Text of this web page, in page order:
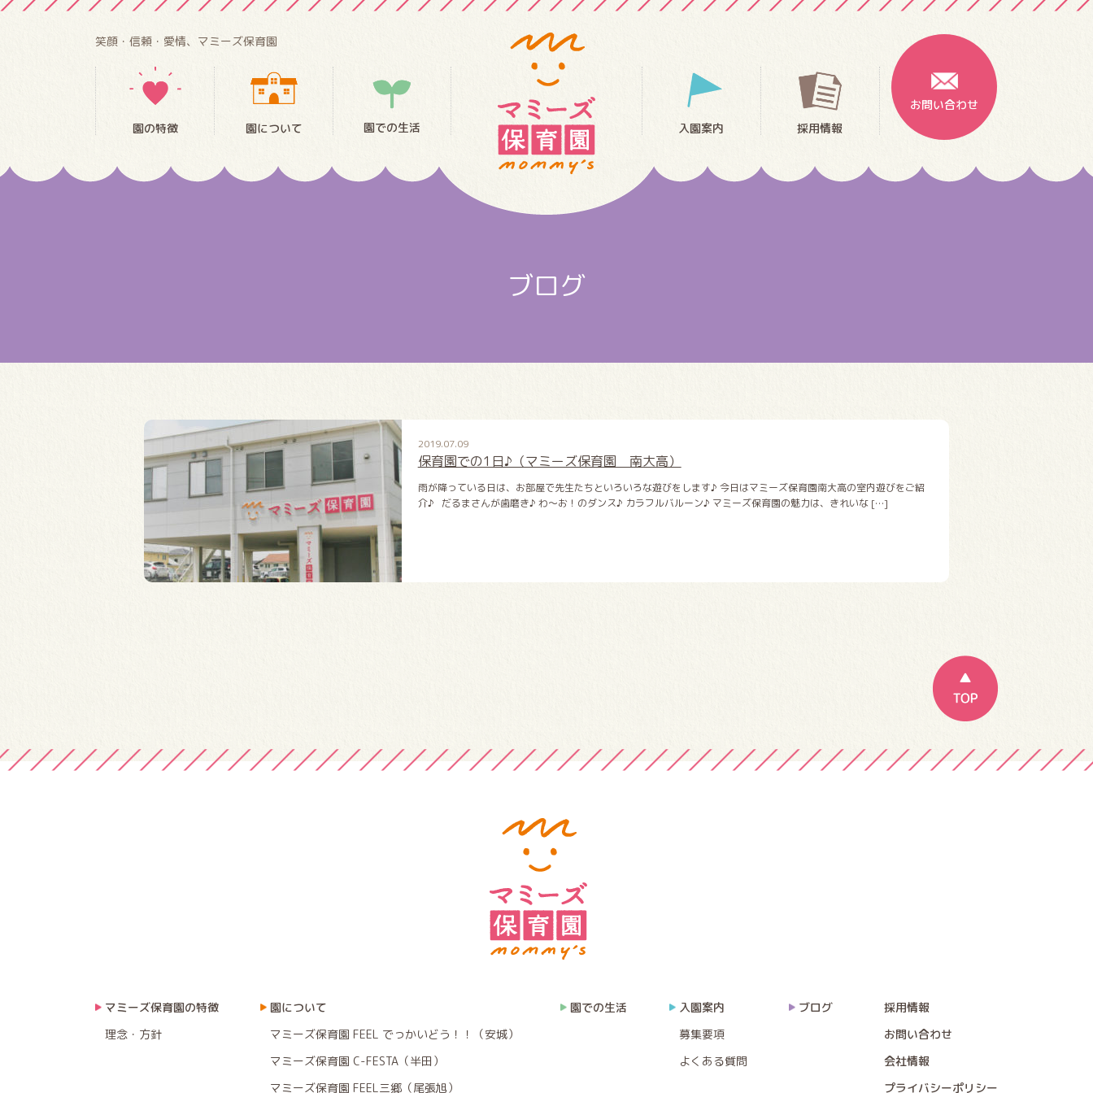
笑顔・信頼・愛情、マミーズ保育園
園の特徴 園について 園での生活 入園案内 採用情報
お問い合わせ
ブログ
2019.07.09
保育園での1日♪（マミーズ保育園 南大高）
雨が降っている日は、お部屋で先生たちといろいろな遊びをします♪ 今日はマミーズ保育園南大高の室内遊びをご紹
介♪ だるまさんが歯磨き♪ わ～お！のダンス♪ カラフルバルーン♪ マミーズ保育園の魅力は、きれいな […]
マミーズ保育園の特徴
理念・方針
園について
マミーズ保育園 FEEL でっかいどう！！（安城）
マミーズ保育園 C-FESTA（半田）
マミーズ保育園 FEEL三郷（尾張旭）
園での生活
入園案内
募集要項
よくある質問
ブログ
採用情報
お問い合わせ
会社情報
プライバシーポリシー